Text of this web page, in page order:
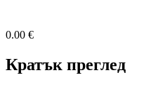
0.00 €
Кратък преглед